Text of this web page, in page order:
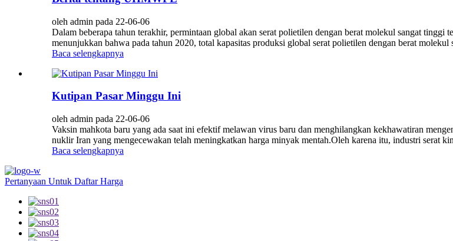
oleh admin pada 22-06-06
Dalam beberapa tahun terakhir, permintaan global akan serat polietilen dengan berat molekul sangat
menunjukkan bahwa pada tahun 2020, total kapasitas produksi global serat polietilen dengan berat molekul
Baca selengkapnya
Kutipan Pasar Minggu Ini
oleh admin pada 22-06-06
Vaksin mahkota baru yang ada saat ini efektif melawan virus baru dan menghilangkan kekhawatiran
nuklir Iran yang mengecewakan telah meningkatkan harga minyak mentah.Oleh karena itu, industri serat
Baca selengkapnya
Pertanyaan Untuk Daftar Harga